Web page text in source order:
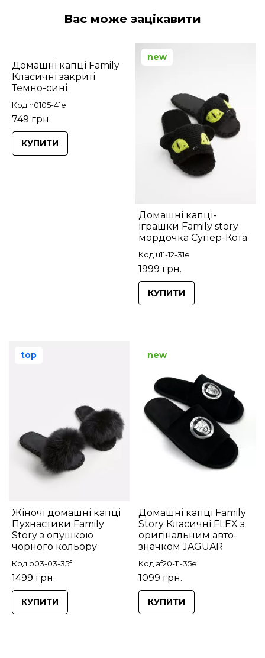
Вас може зацікавити
Домашні капці Family
Класичні закриті
Темно-сині
Код n0105-41e
749 грн.
КУПИТИ
Домашні капці-
іграшки Family story
мордочка Супер-Кота
Код u11-12-31e
1999 грн.
new
КУПИТИ
Жіночі домашні капці
Пухнастики Family
Story з опушкою
чорного кольору
Код p03-03-35f
1499 грн.
top
КУПИТИ
Домашні капці Family
Story Класичні FLEX з
оригінальним авто-
значком JAGUAR
Код af20-11-35e
1099 грн.
new
КУПИТИ